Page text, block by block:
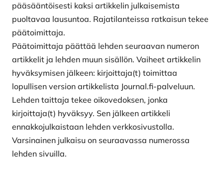
pääsääntöisesti kaksi artikkelin julkaisemista
puoltavaa lausuntoa. Rajatilanteissa ratkaisun tekee
päätoimittaja.
Päätoimittaja päättää lehden seuraavan numeron
artikkelit ja lehden muun sisällön. Vaiheet artikkelin
hyväksymisen jälkeen: kirjoittaja(t) toimittaa
lopullisen version artikkelista Journal.fi-palveluun.
Lehden taittaja tekee oikovedoksen, jonka
kirjoittaja(t) hyväksyy. Sen jälkeen artikkeli
ennakkojulkaistaan lehden verkkosivustolla.
Varsinainen julkaisu on seuraavassa numerossa
lehden sivuilla.